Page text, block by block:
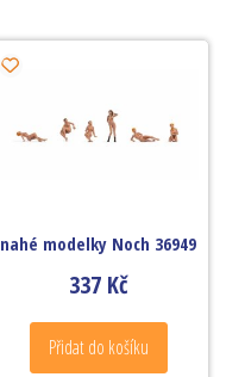
nahé modelky Noch 36949
337 Kč
Přidat do košíku